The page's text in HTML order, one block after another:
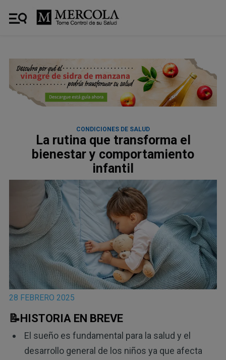
CONDICIONES DE SALUD
La rutina que transforma el
bienestar y comportamiento
infantil
28 FEBRERO 2025
📝HISTORIA EN BREVE
El sueño es fundamental para la salud y el
desarrollo general de los niños ya que afecta